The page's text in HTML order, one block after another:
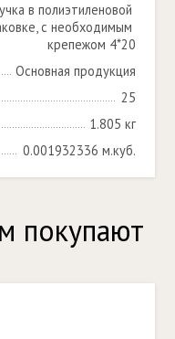
в полиэтиленовой
с необходимым
крепежом 4*20
Основная продукция
25
1.805 кг
0.001932336 м.куб.
покупают